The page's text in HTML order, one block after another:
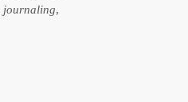
journaling,